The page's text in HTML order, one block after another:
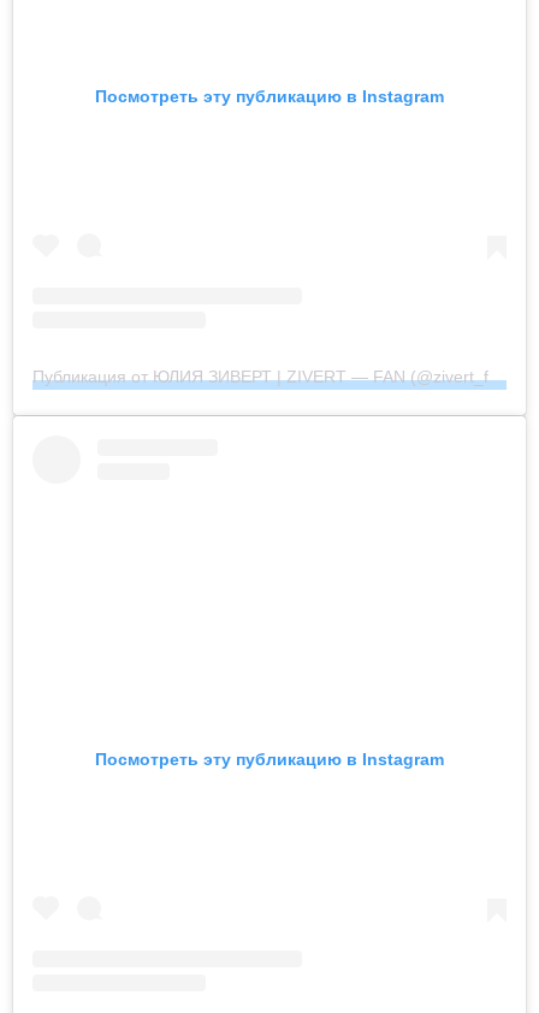
Посмотреть эту публикацию в Instagram
Публикация от ЮЛИЯ ЗИВЕРТ | ZIVERT — FAN (@zivert_fan_community_official)
Посмотреть эту публикацию в Instagram